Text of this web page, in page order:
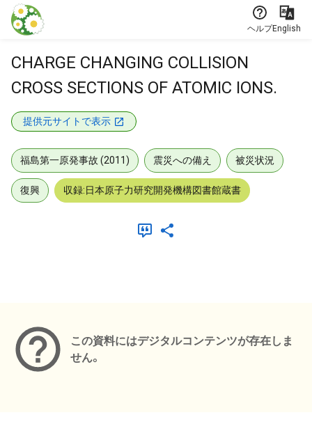
本文に飛ぶ
ヘルプEnglish
CHARGE CHANGING COLLISION
CROSS SECTIONS OF ATOMIC IONS.
提供元サイトで表示
福島第一原発事故 (2011) 震災への備え 被災状況
復興 収録:日本原子力研究開発機構図書館蔵書
この資料にはデジタルコンテンツが存在しま
せん。